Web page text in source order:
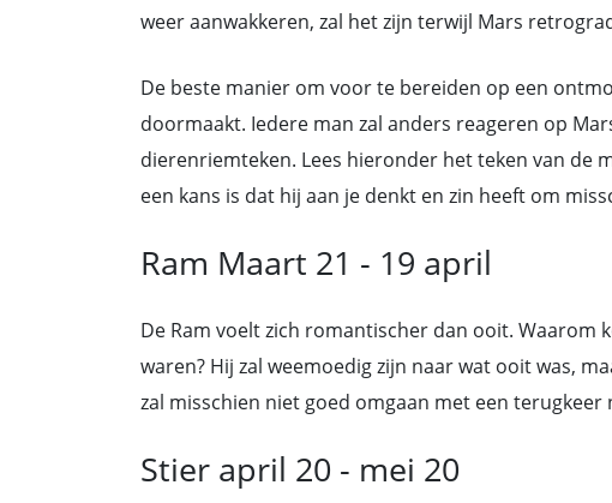
weer aanwakkeren, zal het zijn terwijl Mars
De beste manier om voor te bereiden op een
doormaakt. Iedere man zal anders reageren op
dierenriemteken. Lees hieronder het teken van de
een kans is dat hij aan je denkt en zin heeft om
Ram Maart 21 - 19 april
De Ram voelt zich romantischer dan ooit. Waarom
waren? Hij zal weemoedig zijn naar wat ooit was,
zal misschien niet goed omgaan met een terugkeer
Stier april 20 - mei 20